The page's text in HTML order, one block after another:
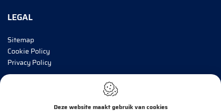
LEGAL
Sitemap
Cookie Policy
Privacy Policy
BRENG MIJ OP DE HOOGTE!
Deze website maakt gebruik van cookies